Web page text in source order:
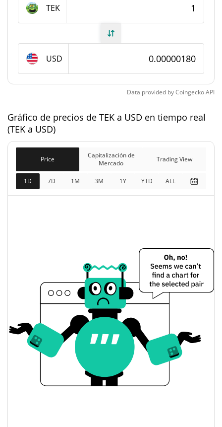
Capitalización de mercado de TEK
$1746,3
mercado
completamente diluida
0.16%
Precio de ayer de TEK
Mínimo/máximo de ayer
$0,0000018072931
$2,0201418
Historial de precios de TEK
Mínimo/máximo en 7 días
$0,0000017983543 /
$0,0000018351267
Mínimo/máximo en 30
$0,0000017983543 /
$0,0000018351267
TEK
USD
Data provided byCoingeckoAPI
Gráfico de precios de TEK a USD en tiempo real
(TEK a USD)
Price
Capitalización de
Mercado
Trading View
1D 7D 1M 3M 1Y YTD ALL